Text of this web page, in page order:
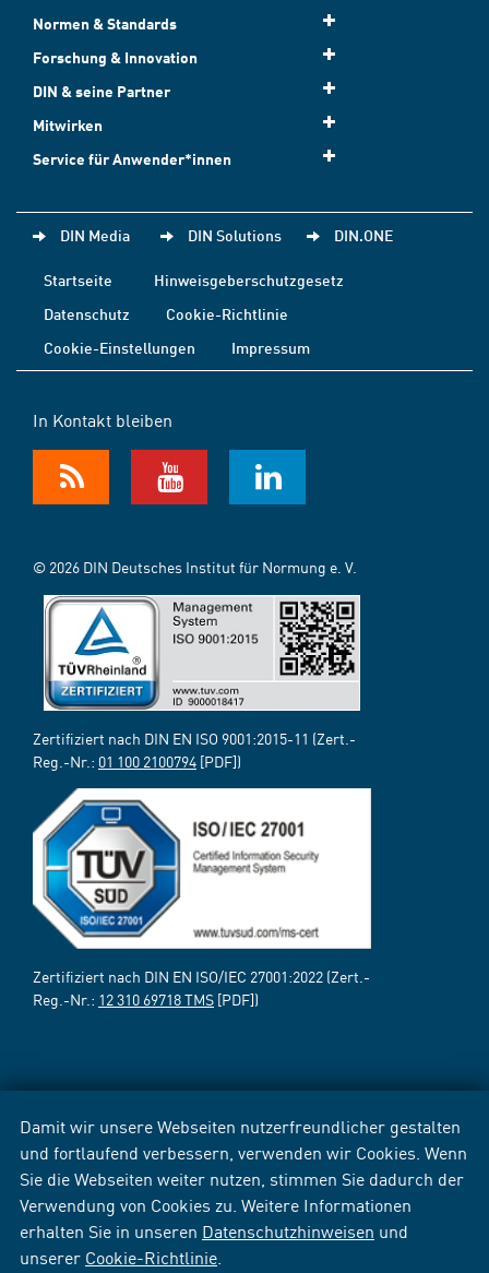
Damit wir unsere Webseiten nutzerfreundlicher gestalten
und fortlaufend verbessern, verwenden wir Cookies. Wenn
Sie die Webseiten weiter nutzen, stimmen Sie dadurch der
Verwendung von Cookies zu. Weitere Informationen
erhalten Sie in unseren Datenschutzhinweisen und
unserer Cookie-Richtlinie
Normen & Standards
Forschung & Innovation
DIN & seine Partner
Mitwirken
Service für Anwender*innen
DIN Media DIN Solutions DIN.ONE
Startseite
Hinweisgeberschutzgesetz
Datenschutz
Cookie-Richtlinie
Cookie-Einstellungen
Impressum
In Kontakt bleiben
© 2026 DIN Deutsches Institut für Normung e. V.
Zertifiziert nach DIN EN ISO 9001:2015-11 (Zert.-
Reg.-Nr.: 01 100 2100794 [PDF])
Zertifiziert nach DIN EN ISO/IEC 27001:2022 (Zert.-
Reg.-Nr.: 12 310 69718 TMS [PDF])